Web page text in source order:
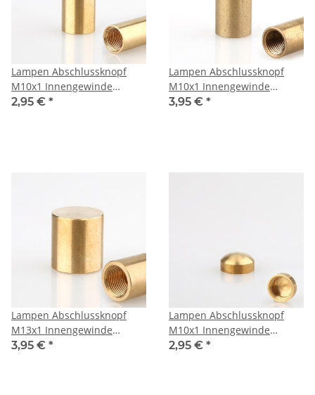
Lampen Abschlussknopf
M10x1 Innengewinde
12x25mm Messing roh
2,95 € *
Lampen Abschlussknopf
M10x1 Innengewinde
12x30mm Messing roh
3,95 € *
Lampen Abschlussknopf
M13x1 Innengewinde
17x18mm Messing roh
3,95 € *
Lampen Abschlussknopf
M10x1 Innengewinde
12x6mm Messing roh
2,95 € *